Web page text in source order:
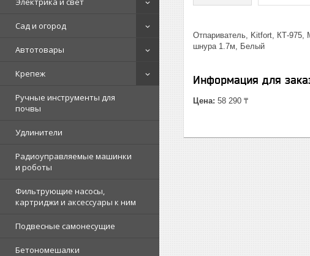
Сад и огород
Автотовары
Крепеж
Ручные инструменты для
почвы
Удлинители
Радиоуправляемые машинки
и роботы
Фильтрующие насосы,
картриджи и аксессуары к ним
Подвесные самонесущие
Бетономешалки
Отпариватель, Kitfort, КТ-975,
шнура 1.7м, Белый
Информация для
Цена: 58 290 ₸